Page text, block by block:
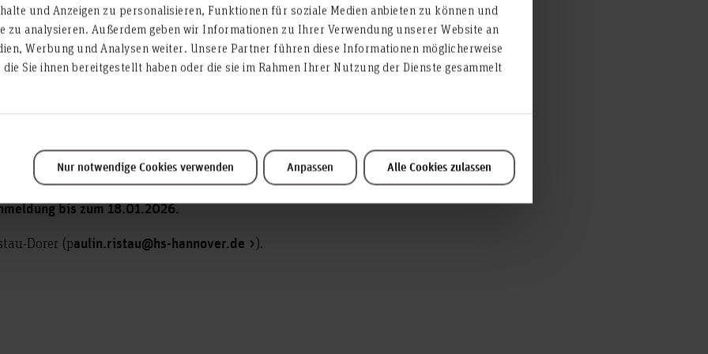
und Anzeigen zu personalisieren, Funktionen für soziale Medien anbieten zu können und
zu analysieren. Außerdem geben wir Informationen zu Ihrer Verwendung unserer Website an
Werbung und Analysen weiter. Unsere Partner führen diese Informationen möglicherweise
Sie ihnen bereitgestellt haben oder die sie im Rahmen Ihrer Nutzung der Dienste gesammelt
Nur notwendige Cookies verwenden Anpassen Alle Cookies zulassen
Empowerment und Netzwerken vor, während und nach der Promotion.
Kleefeldin Hannover ein zu
Check zur Karriere oder einem Posterwalk zu aktuellen und kürzlich abgeschlossenen
bis zum 18.01.2026.
Dorer (paulin.ristau@hs-hannover.de ).